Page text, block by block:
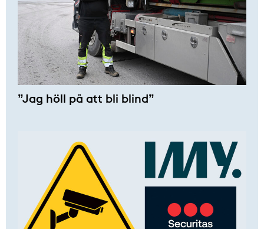
”Jag höll på att bli blind”